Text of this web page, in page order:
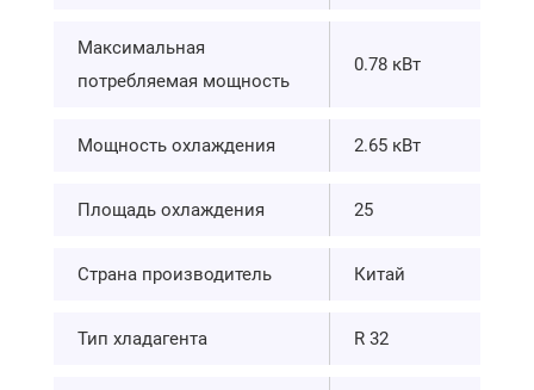
Максимальная
потребляемая мощность
0.78 кВт
Мощность охлаждения 2.65 кВт
Площадь охлаждения 25
Страна производитель Китай
Тип хладагента R 32